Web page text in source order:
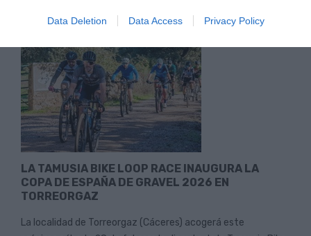
Data Deletion Data Access Privacy Policy
LA TAMUSIA BIKE LOOP RACE INAUGURA LA
COPA DE ESPAÑA DE GRAVEL 2026 EN
TORREORGAZ
La localidad de Torreorgaz (Cáceres) acogerá este